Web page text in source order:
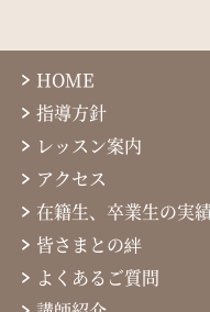
HOME
指導方針
レッスン案内
アクセス
在籍生、卒業生の実
皆さまとの絆
よくあるご質問